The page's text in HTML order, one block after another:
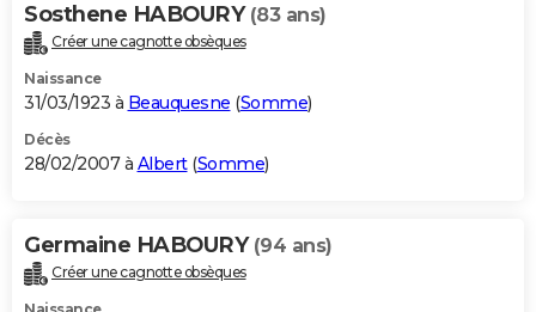
Sosthene HABOURY (83 ans)
Créer une cagnotte obsèques
Naissance
31/03/1923 à Beauquesne (Somme)
Décès
28/02/2007 à Albert(Somme)
Germaine HABOURY (94 ans)
Créer une cagnotte obsèques